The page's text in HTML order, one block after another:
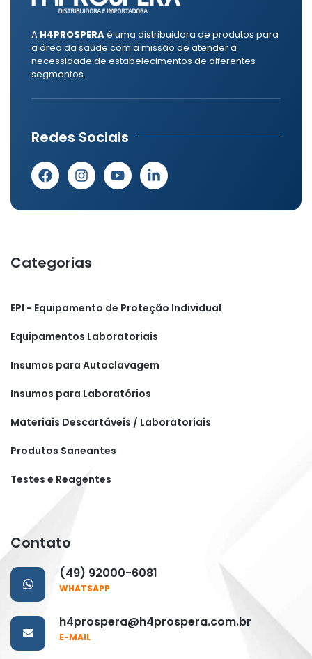
A H4PROSPERAé uma distribuidora de produtos para
a área da saúde com a missão de atender à
necessidade de estabelecimentos de diferentes
segmentos.
Redes Sociais
Categorias
EPI - Equipamento de Proteção Individual
Equipamentos Laboratoriais
Insumos para Autoclavagem
Insumos para Laboratórios
Materiais Descartáveis / Laboratoriais
Produtos Saneantes
Testes e Reagentes
Contato
(49) 92000-6081
WHATSAPP
h4prospera@h4prospera.com.br
E-MAIL